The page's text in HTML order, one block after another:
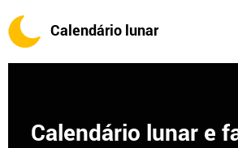
Calendário lunar
Calendário lunar e